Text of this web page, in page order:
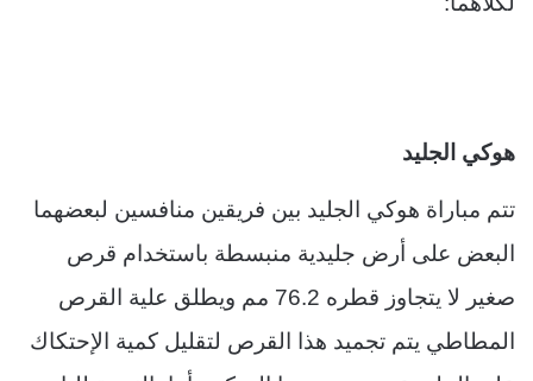
هوكي الجليد
تتم مباراة هوكي الجليد بين فريقين منافسين لبعضهما
البعض على أرض جليدية منبسطة باستخدام قرص
صغير لا يتجاوز قطره 76.2 مم ويطلق علية القرص
المطاطي يتم تجميد هذا القرص لتقليل كمية الإحتكاك